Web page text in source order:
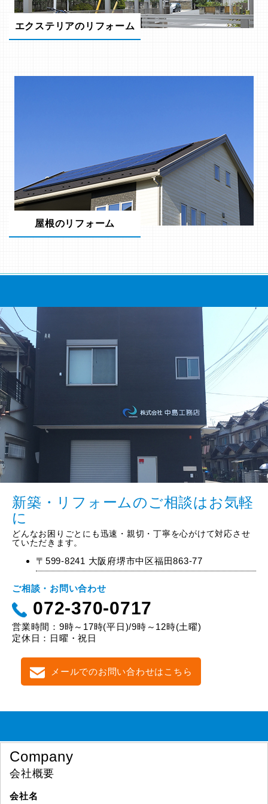
エクステリアのリフォーム
屋根のリフォーム
新築・リフォームのご相談はお気軽
に
どんなお困りごとにも迅速・親切・丁寧を心がけて対応させ
ていただきます。
〒599-8241 大阪府堺市中区福田863-77
ご相談・お問い合わせ
072-370-0717
営業時間：9時～17時(平日)/9時～12時(土曜)
定休日：日曜・祝日
メールでのお問い合わせはこちら
Company
会社概要
会社名